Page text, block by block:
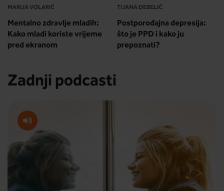
MARIJA VOLARIĆ
Mentalno zdravlje mladih:
Kako mladi koriste vrijeme
pred ekranom
TIJANA DEBELIĆ
Postporođajna depresija:
što je PPD i kako ju
prepoznati?
Zadnji podcasti